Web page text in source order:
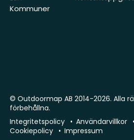
Kommuner
© Outdoormap AB 2014-2026. Alla
förbehållna.
Integritetspolicy
Användarvillkor
Cookiepolicy
Impressum